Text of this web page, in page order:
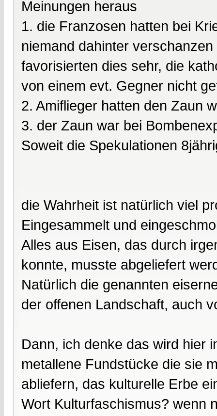
Meinungen heraus
1. die Franzosen hatten bei
niemand dahinter
favorisierten dies sehr, die
von einem evt. Gegner nicht
2. Amiflieger hatten den Zaun
3. der Zaun war bei
Soweit die Spekulationen
die Wahrheit ist natürlich viel
Eingesammelt und
Alles aus Eisen, das durch
konnte, musste abgeliefert
Natürlich die genannten
der offenen Landschaft, auch
Dann, ich denke das wird hier
metallene Fundstücke die sie
abliefern, das kulturelle Erbe
Wort Kulturfaschismus? wenn